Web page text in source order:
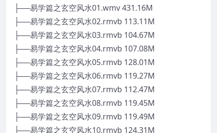
├──易学篇之玄空风水01.wmv 431.16M
├──易学篇之玄空风水02.rmvb 113.11M
├──易学篇之玄空风水03.rmvb 104.67M
├──易学篇之玄空风水04.rmvb 107.08M
├──易学篇之玄空风水05.rmvb 128.01M
├──易学篇之玄空风水06.rmvb 119.27M
├──易学篇之玄空风水07.rmvb 112.47M
├──易学篇之玄空风水08.rmvb 119.45M
├──易学篇之玄空风水09.rmvb 119.49M
├──易学篇之玄空风水10.rmvb 124.31M